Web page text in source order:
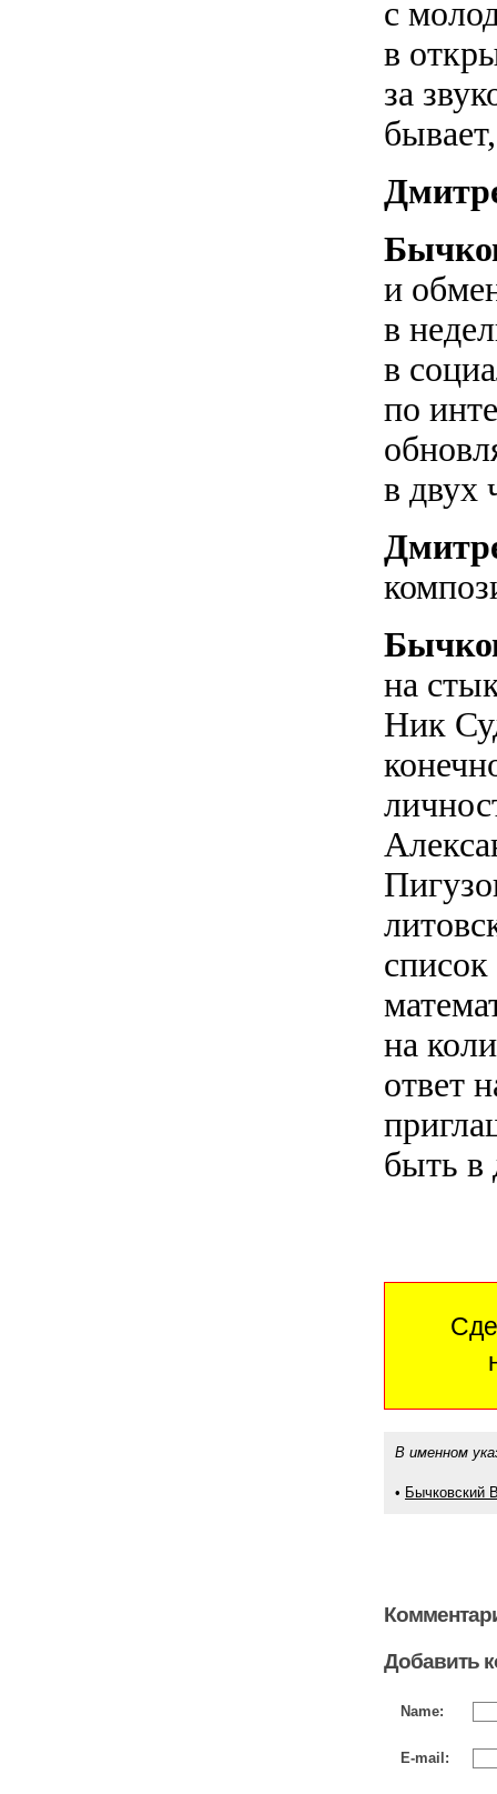
с
в
за
и
в
в
по
в двух
на
Ник
на
ответ
быть в
В именном
• Бычковский
Добавить
Name:
E-mail: